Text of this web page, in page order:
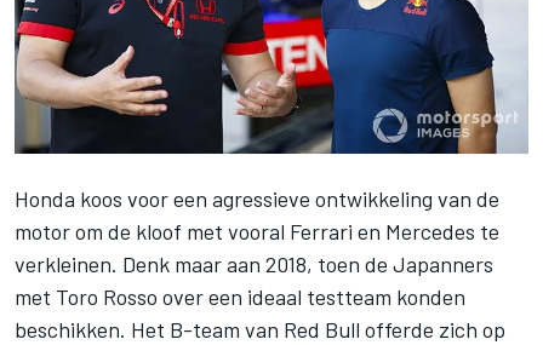
Honda koos voor een agressieve ontwikkeling van de
motor om de kloof met vooral Ferrari en Mercedes te
verkleinen. Denk maar aan 2018, toen de Japanners
met Toro Rosso over een ideaal testteam konden
beschikken. Het B-team van Red Bull offerde zich op